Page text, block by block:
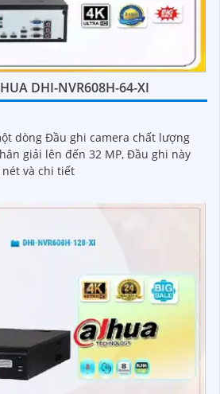
DHI-NVR608H-64-XI
dòng Đầu ghi camera chất lượng
và chi tiết